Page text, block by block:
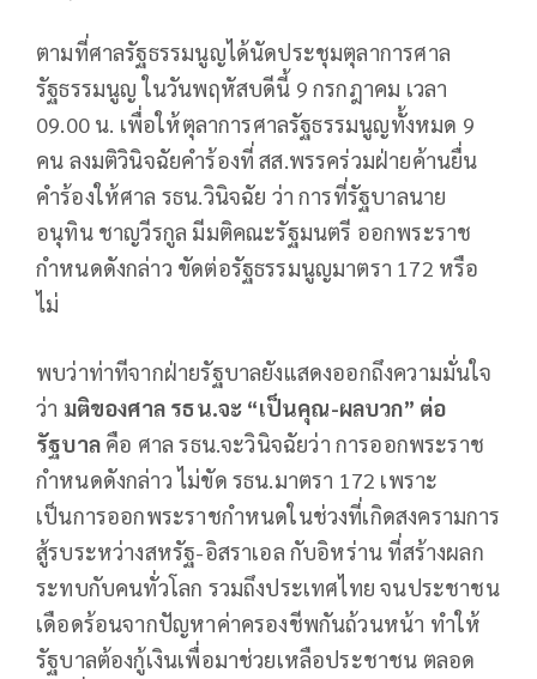
ตามที่ศาลรัฐธรรมนูญได้นัดประชุมตุลาการศาล
รัฐธรรมนูญ ในวันพฤหัสบดีนี้ 9 กรกฎาคม เวลา
09.00 น. เพื่อให้ตุลาการศาลรัฐธรรมนูญทั้งหมด 9
คน ลงมติวินิจฉัยคำร้องที่ สส.พรรคร่วมฝ่ายค้านยื่น
คำร้องให้ศาล รธน.วินิจฉัย ว่า การที่รัฐบาลนาย
อนุทิน ชาญวีรกูล มีมติคณะรัฐมนตรี ออกพระราช
กำหนดดังกล่าว ขัดต่อรัฐธรรมนูญมาตรา 172 หรือ
ไม่
พบว่าท่าทีจากฝ่ายรัฐบาลยังแสดงออกถึงความมั่นใจ
ว่า มติของศาล รธน.จะ “เป็นคุณ-ผลบวก” ต่อ
รัฐบาลคือ ศาล รธน.จะวินิจฉัยว่า การออกพระราช
กำหนดดังกล่าว ไม่ขัด รธน.มาตรา 172 เพราะ
เป็นการออกพระราชกำหนดในช่วงที่เกิดสงครามการ
สู้รบระหว่างสหรัฐ-อิสราเอล กับอิหร่าน ที่สร้างผลก
ระทบกับคนทั่วโลก รวมถึงประเทศไทย จนประชาชน
เดือดร้อนจากปัญหาค่าครองชีพกันถ้วนหน้า ทำให้
รัฐบาลต้องกู้เงินเพื่อมาช่วยเหลือประชาชน ตลอด